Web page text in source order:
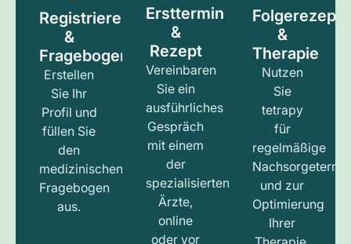
Registrieren
&
Fragebogen
Erstellen
Sie Ihr
Profil und
füllen Sie
den
medizinischen
Fragebogen
aus.
Ersttermin
&
Rezept
Vereinbaren
Sie ein
ausführliches
Gespräch
mit einem
der
spezialisierten
Ärzte,
online
oder vor
Folgerezept
&
Therapie
Nutzen
Sie
tetrapy
für
regelmäßige
und zur
Optimierung
Ihrer